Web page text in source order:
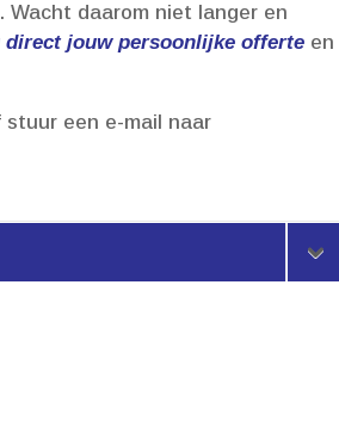
daarom niet langer en
direct jouw persoonlijke offerte en
stuur een e-mail naar